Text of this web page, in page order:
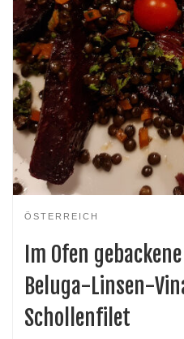
ÖSTERREICH
Im Ofen
Beluga-Linsen-
Schollenfilet